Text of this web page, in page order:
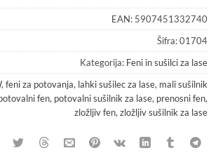
EAN: 5907451332740
Šifra:01704
Kategorija: Feni in sušilci za lase
, feni za potovanja, lahki sušilec za lase, mali sušilnik
fen, potovalni sušilnik za lase, prenosni fen,
zložljiv fen, zložljiv sušilnik za lase